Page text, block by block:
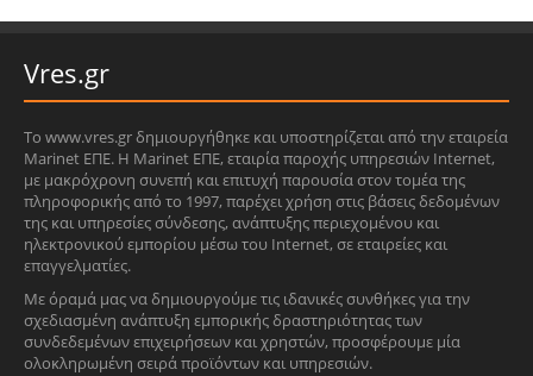
Vres.gr
Το www.vres.gr δημιουργήθηκε και υποστηρίζεται από την εταιρεία
Marinet ΕΠΕ. Η Marinet ΕΠΕ, εταιρία παροχής υπηρεσιών Internet,
με μακρόχρονη συνεπή και επιτυχή παρουσία στον τομέα της
πληροφορικής από το 1997, παρέχει χρήση στις βάσεις δεδομένων
της και υπηρεσίες σύνδεσης, ανάπτυξης περιεχομένου και
ηλεκτρονικού εμπορίου μέσω του Internet, σε εταιρείες και
επαγγελματίες.
Με όραμά μας να δημιουργούμε τις ιδανικές συνθήκες για την
σχεδιασμένη ανάπτυξη εμπορικής δραστηριότητας των
συνδεδεμένων επιχειρήσεων και χρηστών, προσφέρουμε μία
ολοκληρωμένη σειρά προϊόντων και υπηρεσιών.